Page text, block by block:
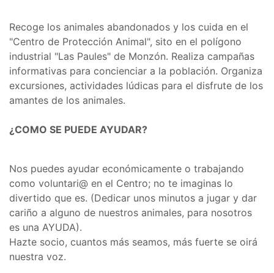
Recoge los animales abandonados y los cuida en el
"Centro de Protección Animal", sito en el polígono
industrial "Las Paules" de Monzón. Realiza campañas
informativas para concienciar a la población. Organiza
excursiones, actividades lúdicas para el disfrute de los
amantes de los animales.
¿COMO SE PUEDE AYUDAR?
Nos puedes ayudar económicamente o trabajando
como voluntari@ en el Centro; no te imaginas lo
divertido que es. (Dedicar unos minutos a jugar y dar
cariño a alguno de nuestros animales, para nosotros
es una AYUDA).
Hazte socio, cuantos más seamos, más fuerte se oirá
nuestra voz.